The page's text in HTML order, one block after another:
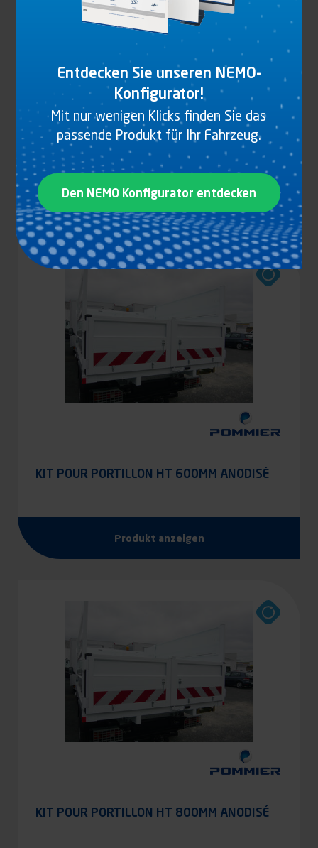
ACCESSOIRES DE PORTILLON
Produkt anzeigen
KIT POUR PORTILLON HT 600MM ANODISÉ
Produkt anzeigen
KIT POUR PORTILLON HT 800MM ANODISÉ
Entdecken Sie unseren NEMO-
Konfigurator!
Mit nur wenigen Klicks finden Sie das
passende Produkt für Ihr Fahrzeug.
Den NEMO Konfigurator entdecken